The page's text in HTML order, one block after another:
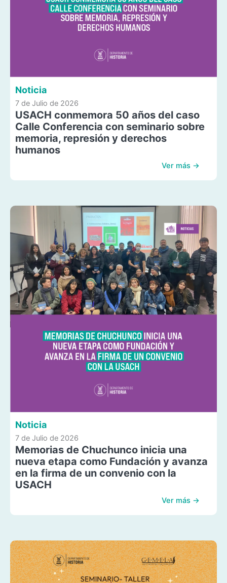
Noticia
7 de Julio de 2026
USACH conmemora 50 años del caso
Calle Conferencia con seminario sobre
memoria, represión y derechos
humanos
Ver más →
Noticia
7 de Julio de 2026
Memorias de Chuchunco inicia una
nueva etapa como Fundación y avanza
en la firma de un convenio con la
USACH
Ver más →